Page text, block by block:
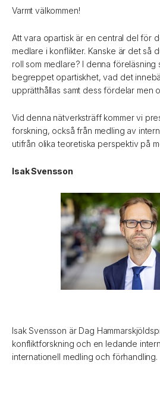
Varmt välkommen!
Att vara opartisk är en central del för
medlare i konflikter. Kanske är det så
roll som medlare? I denna föreläsning
begreppet opartiskhet, vad det
upprätthållas samt dess fördelar men
Vid denna nätverksträff kommer vi
forskning, också från medling av
utifrån olika teoretiska perspektiv på
Isak Svensson
Isak Svensson är Dag
konfliktforskning och en ledande
internationell medling och förhandling.